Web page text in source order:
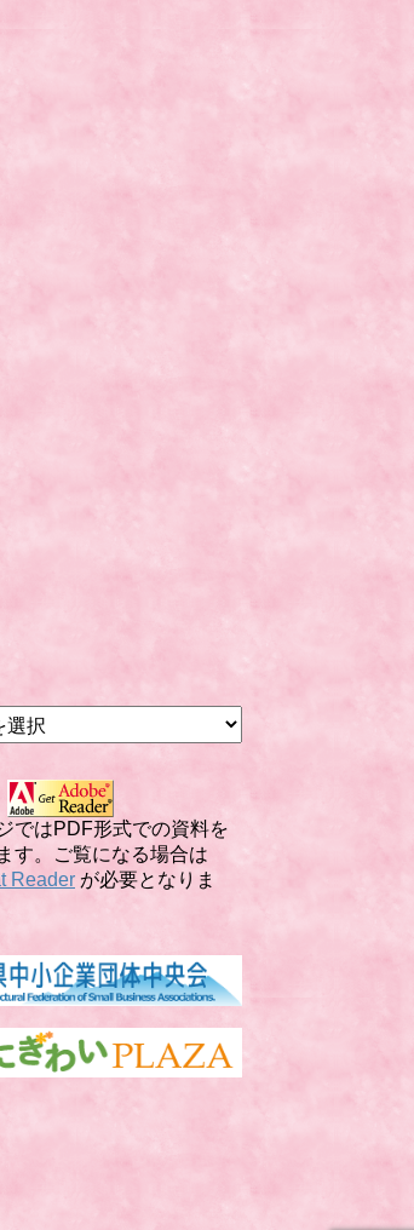
ではPDF形式での資料を
す。ご覧になる場合は
Reader が必要となりま